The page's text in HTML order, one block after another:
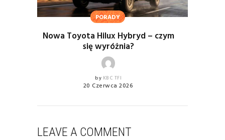
PORADY
Nowa Toyota Hilux Hybryd – czym
się wyróżnia?
by KBC TFI
20 Czerwca 2026
LEAVE A COMMENT